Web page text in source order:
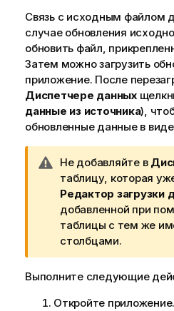
е
ж
д
е
н
и
ю
Связь с исходным файлом
случае обновления
обновить файл,
Затем можно загрузить
приложение. После
Диспетчере данных
данные из источника),
обновленные данные в
П
р
и
м
е
ч
а
н
е
Не добавляйте в
таблицу, которая
Редактор загрузки
добавленной при
таблицы с тем же
столбцами.
Выполните следующие
Откройте приложение.